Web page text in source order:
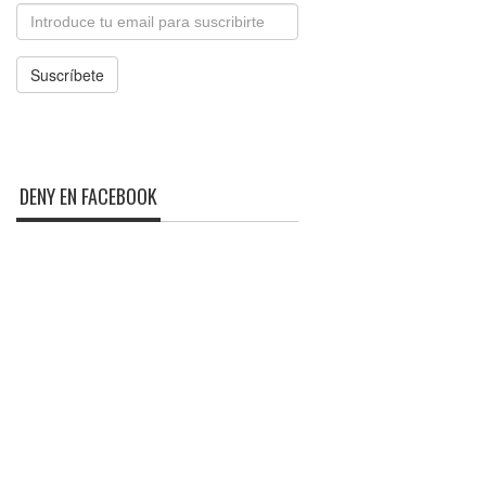
Email
Suscríbete
DENY EN FACEBOOK